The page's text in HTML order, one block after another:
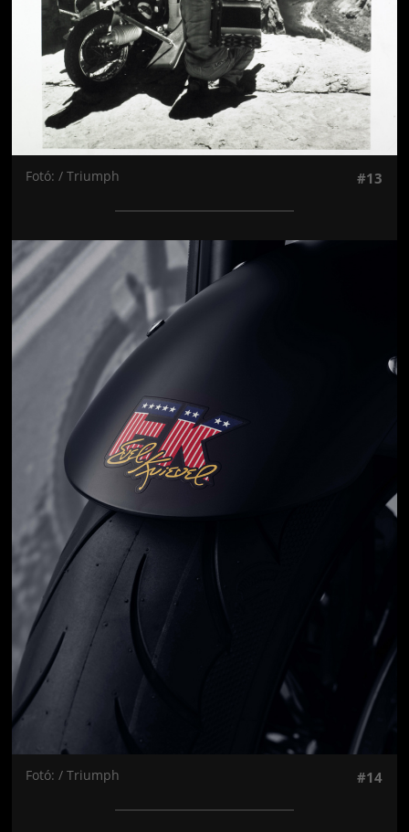
Fotó: / Triumph #13
Jön még kép!
Fotó: / Triumph #14